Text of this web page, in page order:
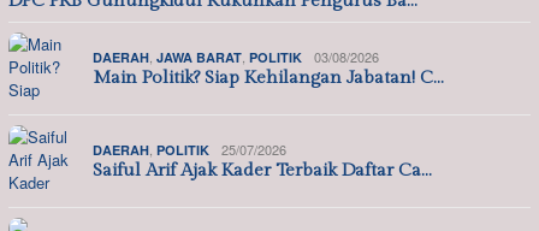
DAERAH, JAWA BARAT, POLITIK 03/08/2026
Main Politik? Siap Kehilangan Jabatan! C…
DAERAH, POLITIK 25/07/2026
Saiful Arif Ajak Kader Terbaik Daftar Ca…